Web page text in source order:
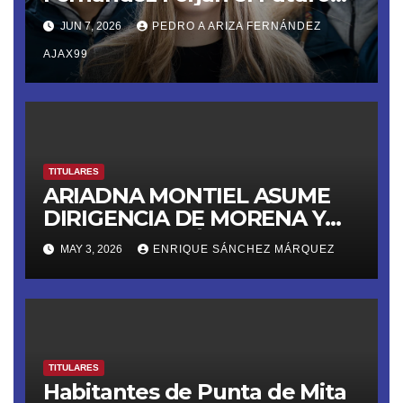
de la Soberanía Real
JUN 7, 2026 PEDRO A ARIZA FERNÁNDEZ
AJAX99
TITULARES
ARIADNA MONTIEL ASUME
DIRIGENCIA DE MORENA Y
LANZA ULTIMÁTUM RUMBO
AL 2027
MAY 3, 2026 ENRIQUE SÁNCHEZ MÁRQUEZ
TITULARES
Habitantes de Punta de Mita